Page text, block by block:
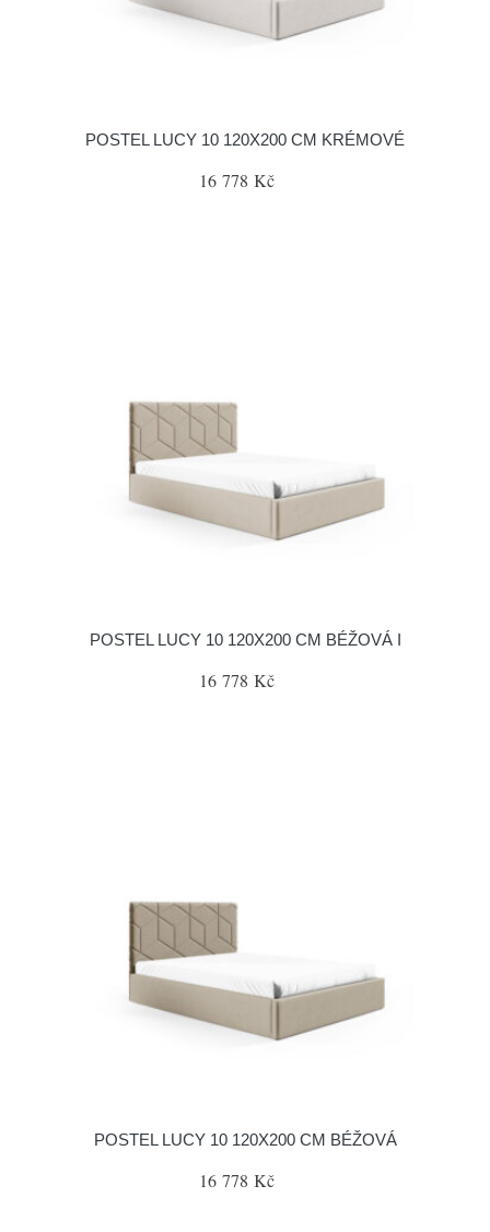
POSTEL LUCY 10 120X200 CM KRÉMOVÉ
16 778 Kč
POSTEL LUCY 10 120X200 CM BÉŽOVÁ I
16 778 Kč
POSTEL LUCY 10 120X200 CM BÉŽOVÁ
16 778 Kč